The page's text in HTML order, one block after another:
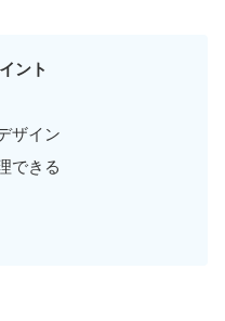
ント
ザイン
できる